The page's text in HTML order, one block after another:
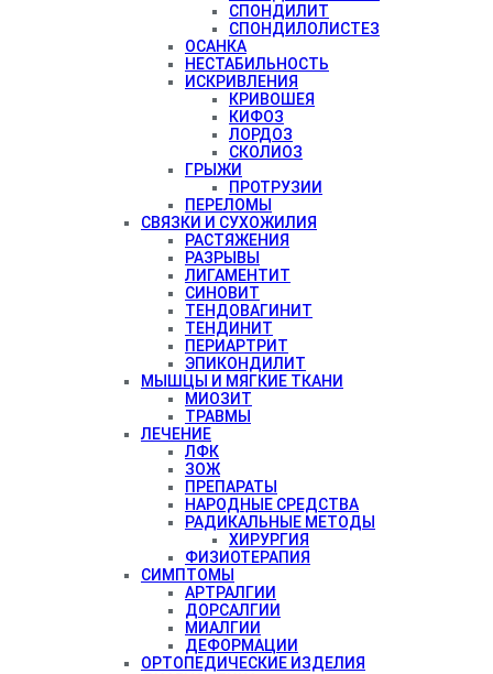
СПОНДИЛИТ
СПОНДИЛОЛИСТЕЗ
ОСАНКА
НЕСТАБИЛЬНОСТЬ
ИСКРИВЛЕНИЯ
КРИВОШЕЯ
КИФОЗ
ЛОРДОЗ
СКОЛИОЗ
ГРЫЖИ
ПРОТРУЗИИ
ПЕРЕЛОМЫ
СВЯЗКИ И СУХОЖИЛИЯ
РАСТЯЖЕНИЯ
РАЗРЫВЫ
ЛИГАМЕНТИТ
СИНОВИТ
ТЕНДОВАГИНИТ
ТЕНДИНИТ
ПЕРИАРТРИТ
ЭПИКОНДИЛИТ
МЫШЦЫ И МЯГКИЕ ТКАНИ
МИОЗИТ
ТРАВМЫ
ЛЕЧЕНИЕ
ЛФК
ЗОЖ
ПРЕПАРАТЫ
НАРОДНЫЕ СРЕДСТВА
РАДИКАЛЬНЫЕ МЕТОДЫ
ХИРУРГИЯ
ФИЗИОТЕРАПИЯ
СИМПТОМЫ
АРТРАЛГИИ
ДОРСАЛГИИ
МИАЛГИИ
ДЕФОРМАЦИИ
ОРТОПЕДИЧЕСКИЕ ИЗДЕЛИЯ